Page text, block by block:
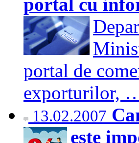
portal de
exporturilor,
13.02.2007
este